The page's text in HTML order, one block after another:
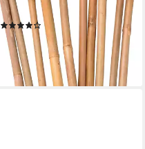
25 St.
(1)
ab 21,95 €
lieferbar - in 2-3 Werktagen bei dir